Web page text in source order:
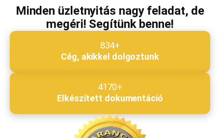
Megjegyzés*
Minden üzletnyitás nagy feladat, de
megéri! Segítünk benne!
834+
Cég, akikkel dolgoztunk
4170+
Elkészített dokumentáció